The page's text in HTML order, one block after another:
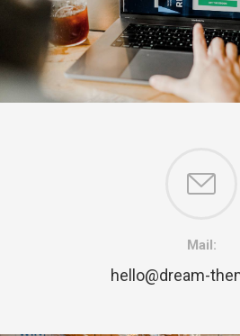
Mail:
hello@dream-